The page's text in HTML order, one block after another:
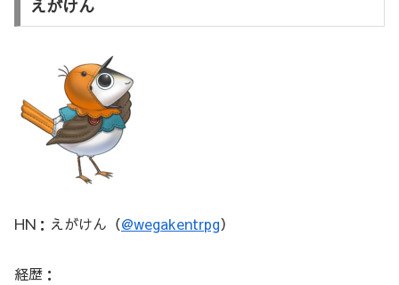
えがけん
HN：えがけん（@wegakentrpg）
経歴：